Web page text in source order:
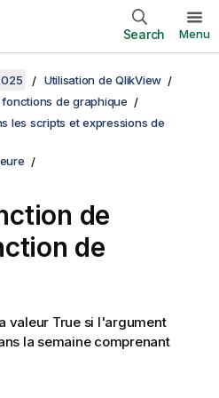
Search Menu
Utilisation de QlikView
de graphique
les scripts et expressions de
de
de
valeur Truesi l'argument
la semaine comprenant